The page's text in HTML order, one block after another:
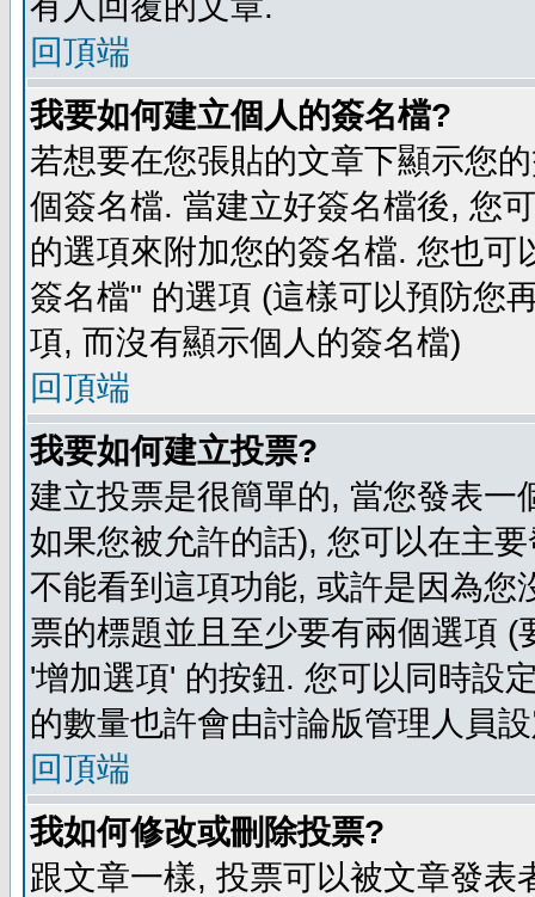
回頂端
我要如何建立個人的簽名檔?
若想要在您張貼的文章下顯示您
個簽名檔. 當建立好簽名檔後, 您
的選項來附加您的簽名檔. 您也
簽名檔" 的選項 (這樣可以預防您
項, 而沒有顯示個人的簽名檔)
回頂端
我要如何建立投票?
建立投票是很簡單的, 當您發表
如果您被允許的話), 您可以在主
不能看到這項功能, 或許是因為
票的標題並且至少要有兩個選項
'增加選項' 的按鈕. 您可以同時設
的數量也許會由討論版管理人員
回頂端
我如何修改或刪除投票?
跟文章一樣, 投票可以被文章發